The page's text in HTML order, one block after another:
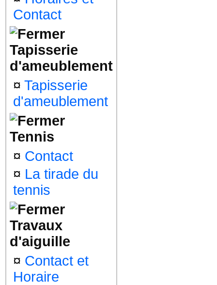
Contact
Tapisserie
d'ameublement
¤ Tapisserie
d'ameublement
Tennis
¤ Contact
¤ La tirade du
tennis
Travaux
d'aiguille
¤ Contact et
Horaire